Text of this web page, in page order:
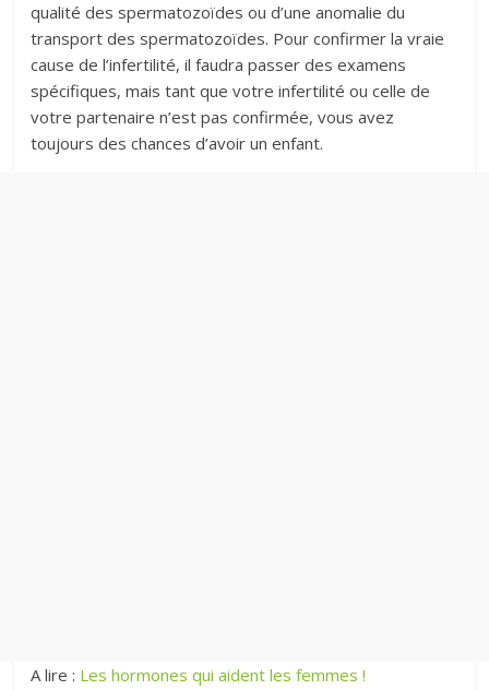
qualité des spermatozoïdes ou d’une anomalie du
transport des spermatozoïdes. Pour confirmer la vraie
cause de l’infertilité, il faudra passer des examens
spécifiques, mais tant que votre infertilité ou celle de
votre partenaire n’est pas confirmée, vous avez
toujours des chances d’avoir un enfant.
A lire : Les hormones qui aident les femmes !